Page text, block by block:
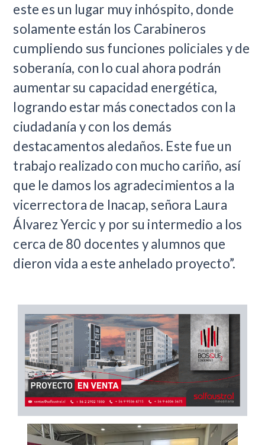
este es un lugar muy inhóspito, donde
solamente están los Carabineros
cumpliendo sus funciones policiales y de
soberanía, con lo cual ahora podrán
aumentar su capacidad energética,
logrando estar más conectados con la
ciudadanía y con los demás
destacamentos aledaños. Este fue un
trabajo realizado con mucho cariño, así
que le damos los agradecimientos a la
vicerrectora de Inacap, señora Laura
Álvarez Yercic y por su intermedio a los
cerca de 80 docentes y alumnos que
dieron vida a este anhelado proyecto”.